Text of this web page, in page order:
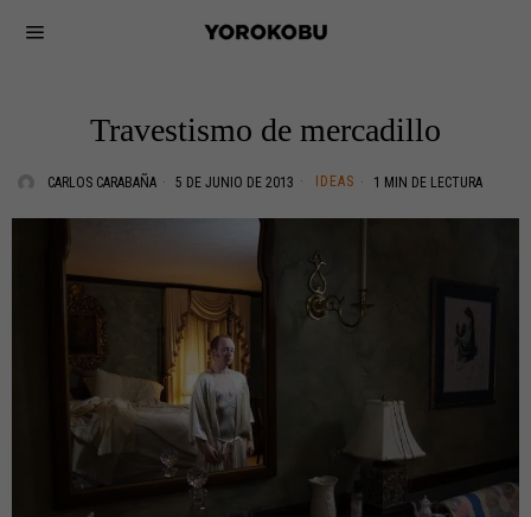
Travestismo de mercadillo
CARLOS CARABAÑA 5 DE JUNIO DE 2013 IDEAS 1 MIN DE LECTURA